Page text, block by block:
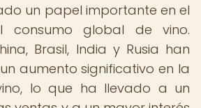
un papel importante en el
consumo global de vino.
Brasil, India y Rusia han
aumento significativo en la
lo que ha llevado a un